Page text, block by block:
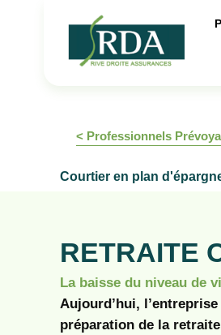
< Professionnels
Courtier en plan
RETRAITE
La baisse du niveau de
Aujourd’hui,
préparation de la